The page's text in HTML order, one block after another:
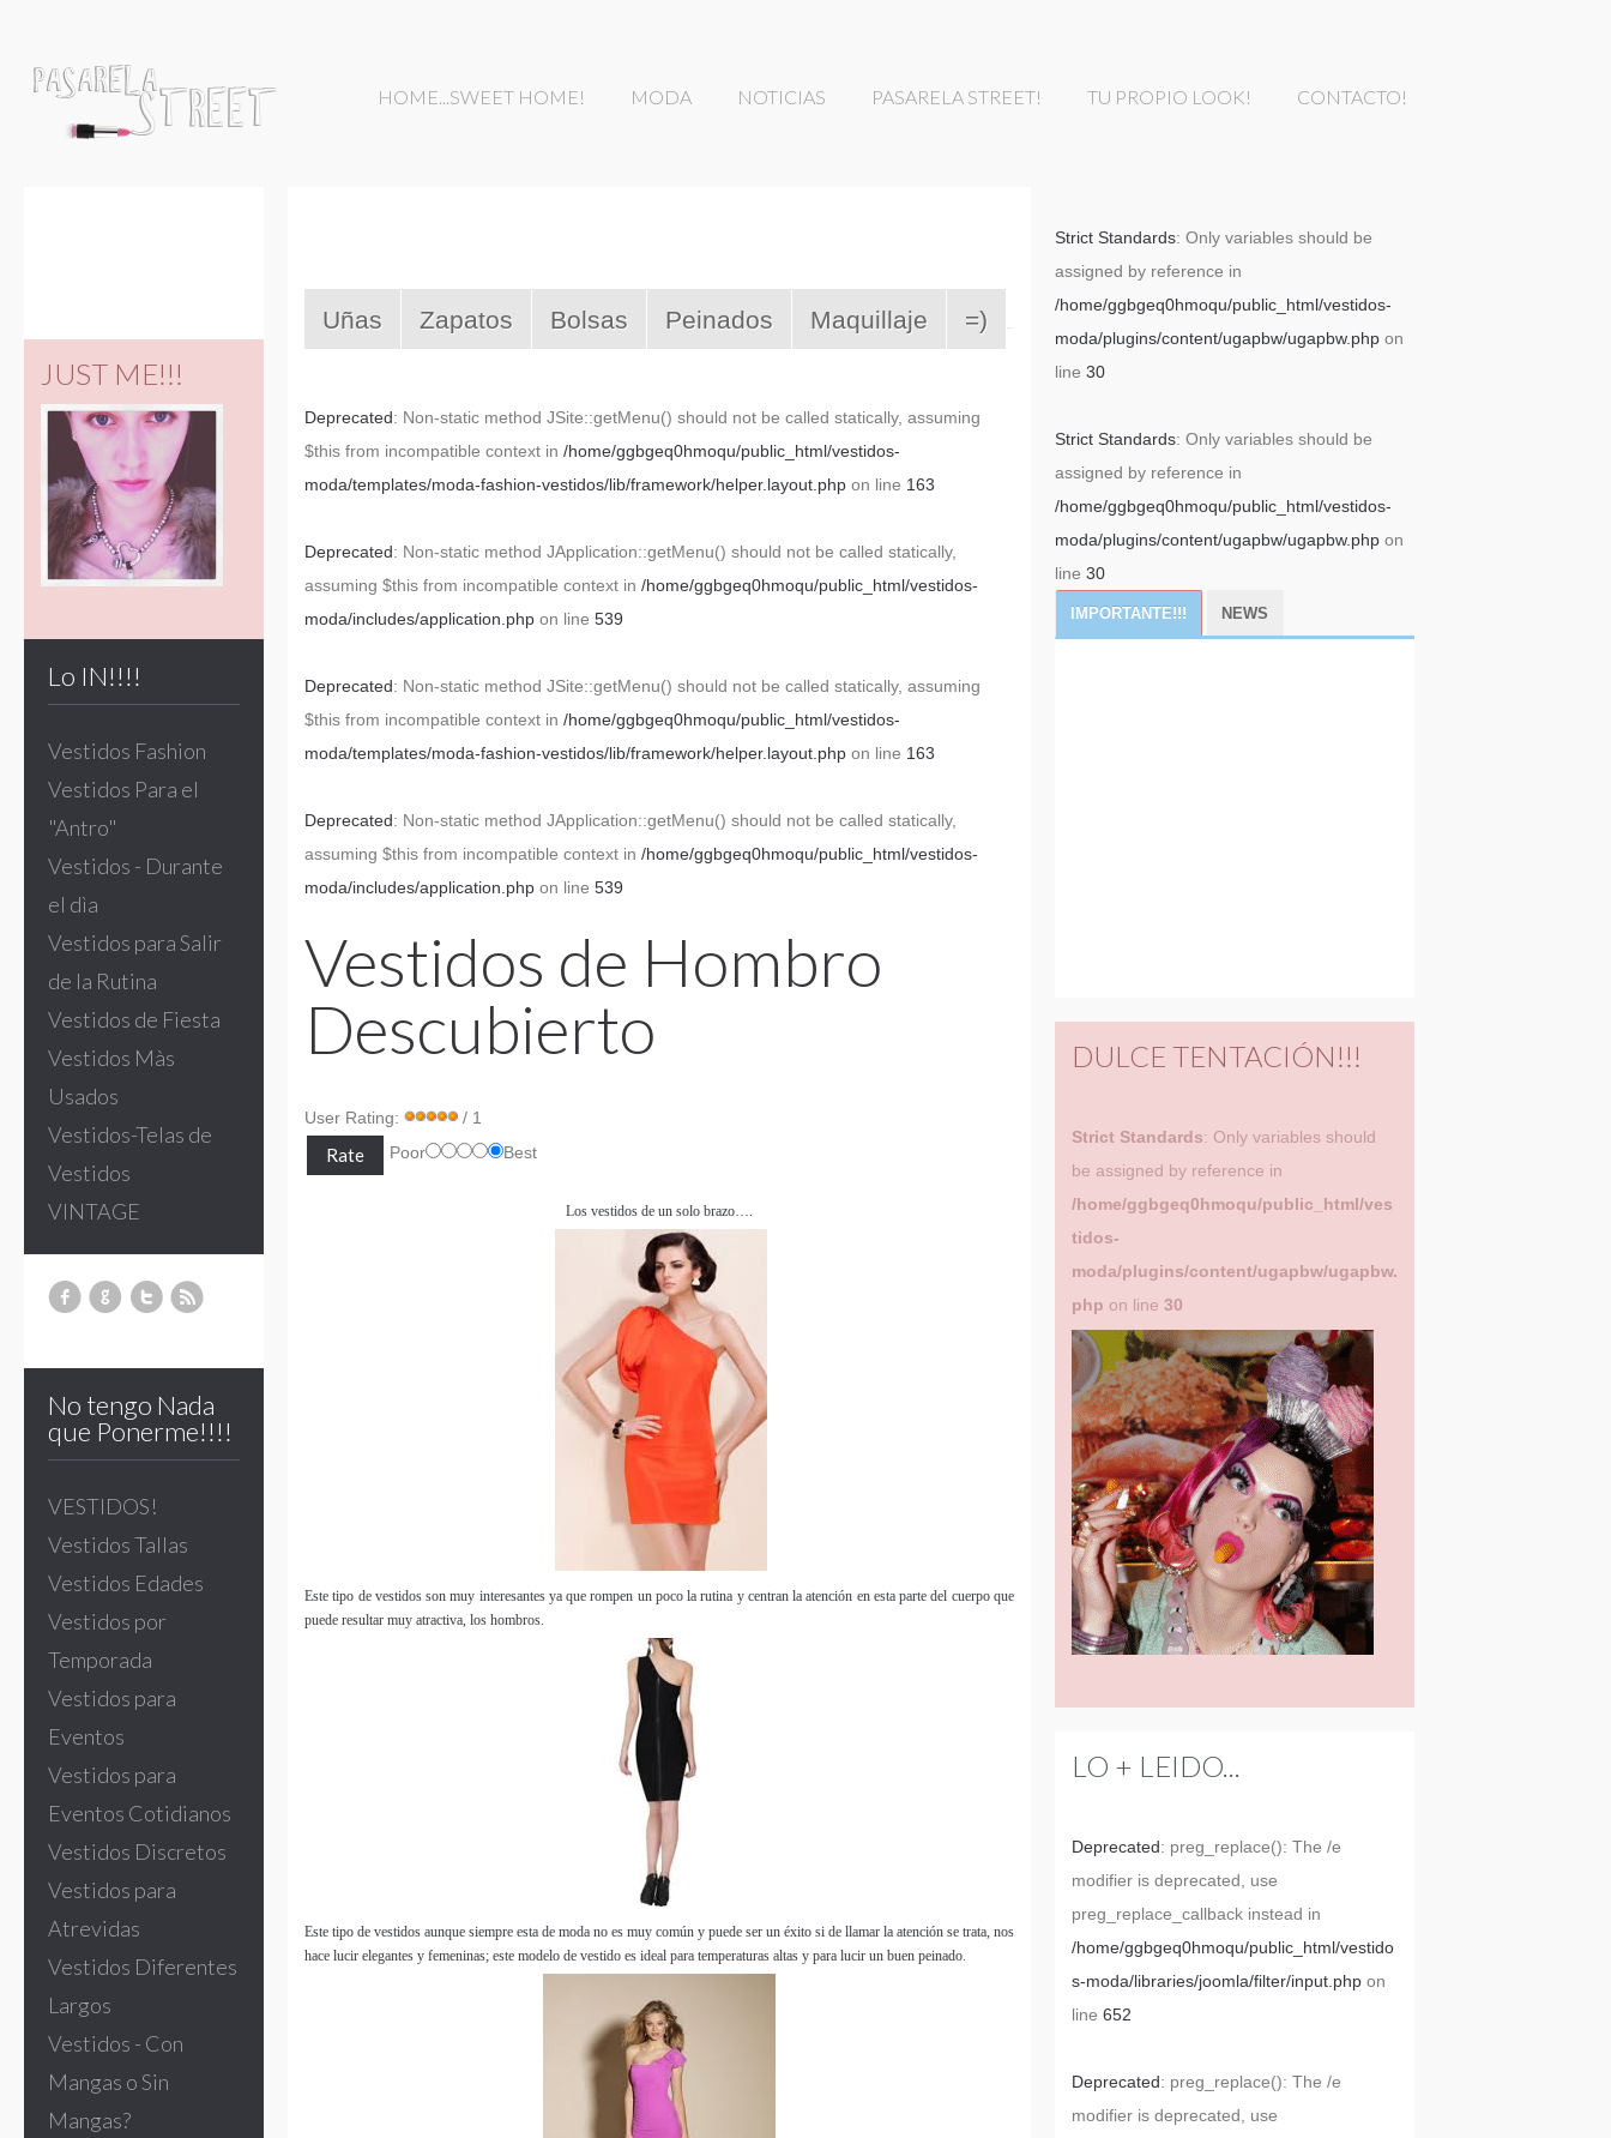
HOME...SWEET HOME! MODA NOTICIAS PASARELA STREET!
Moda en el Sur,Centro
y Norte de Amèrica
TU PROPIO LOOK! CONTACTO!
JUST ME!!!
Lo IN!!!!
Vestidos Fashion
Vestidos Para el
"Antro"
Vestidos - Durante
el dìa
Vestidos para Salir
de la Rutina
Vestidos de Fiesta
Vestidos Màs
Usados
Vestidos-Telas de
Vestidos
VINTAGE
No tengo Nada
que Ponerme!!!!
VESTIDOS!
Vestidos Tallas
Vestidos Edades
Vestidos por
Temporada
Vestidos para
Eventos
Vestidos para
Eventos Cotidianos
Vestidos Discretos
Vestidos para
Atrevidas
Vestidos Diferentes
Largos
Vestidos - Con
Mangas o Sin
Mangas?
Uñas Zapatos Bolsas Peinados Maquillaje =)
Deprecated: Non-static method JSite::getMenu() should not be called statically, assuming
$this from incompatible context in /home/ggbgeq0hmoqu/public_html/vestidos-
moda/templates/moda-fashion-vestidos/lib/framework/helper.layout.php on line 163
Deprecated: Non-static method JApplication::getMenu() should not be called statically,
assuming $this from incompatible context in /home/ggbgeq0hmoqu/public_html/vestidos-
moda/includes/application.php on line 539
Deprecated: Non-static method JSite::getMenu() should not be called statically, assuming
$this from incompatible context in /home/ggbgeq0hmoqu/public_html/vestidos-
moda/templates/moda-fashion-vestidos/lib/framework/helper.layout.php on line 163
Deprecated: Non-static method JApplication::getMenu() should not be called statically,
assuming $this from incompatible context in /home/ggbgeq0hmoqu/public_html/vestidos-
moda/includes/application.php on line 539
Vestidos de Hombro
Descubierto
User Rating:
/ 1
Poor
Best
Los vestidos de un solo brazo….
Este tipo de vestidos son muy interesantes ya que rompen un poco la rutina y centran la atención en esta parte del cuerpo que
puede resultar muy atractiva, los hombros.
Este tipo de vestidos aunque siempre esta de moda no es muy común y puede ser un éxito si de llamar la atención se trata, nos
hace lucir elegantes y femeninas; este modelo de vestido es ideal para temperaturas altas y para lucir un buen peinado.
Strict Standards: Only variables should be
assigned by reference in
/home/ggbgeq0hmoqu/public_html/vestidos-
moda/plugins/content/ugapbw/ugapbw.php on
line 30
Strict Standards: Only variables should be
assigned by reference in
/home/ggbgeq0hmoqu/public_html/vestidos-
moda/plugins/content/ugapbw/ugapbw.php on
line 30
IMPORTANTE!!! NEWS
DULCE TENTACIÓN!!!
Strict Standards: Only variables should
be assigned by reference in
/home/ggbgeq0hmoqu/public_html/ves
tidos-
moda/plugins/content/ugapbw/ugapbw.
php on line 30
LO + LEIDO...
Deprecated: preg_replace(): The /e
modifier is deprecated, use
preg_replace_callback instead in
/home/ggbgeq0hmoqu/public_html/vestido
s-moda/libraries/joomla/filter/input.php on
line 652
Deprecated: preg_replace(): The /e
modifier is deprecated, use